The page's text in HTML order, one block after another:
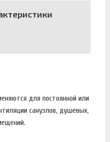
для постоянной или
санузлов, душевых,